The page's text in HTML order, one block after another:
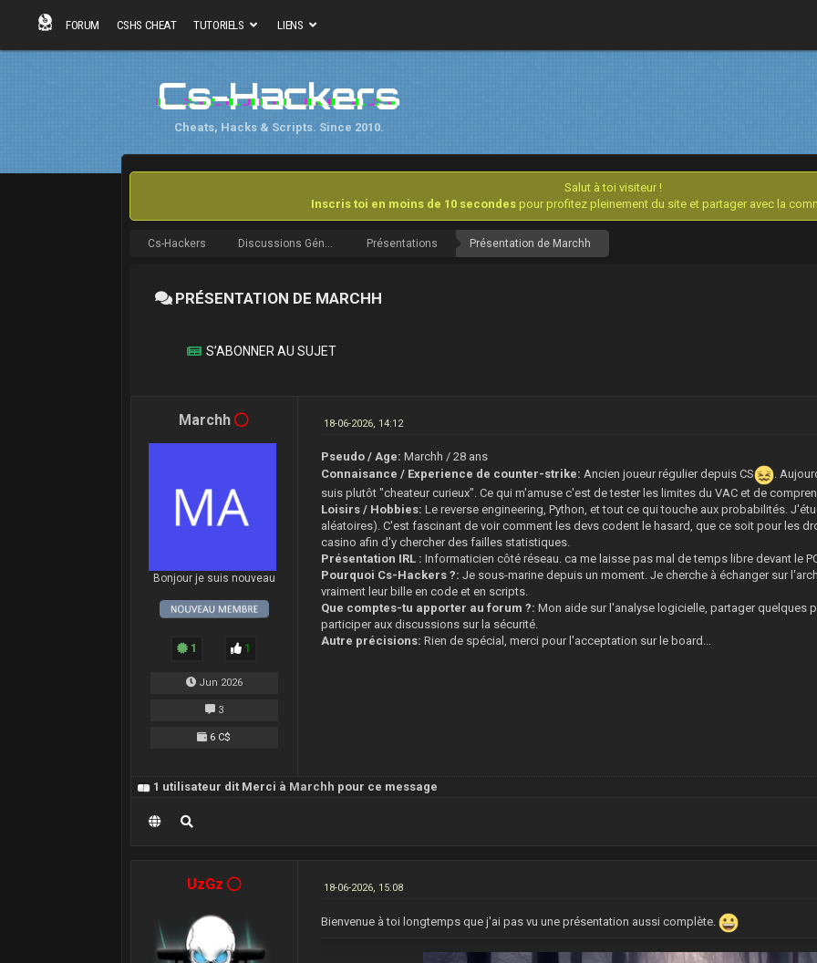
FORUM CSHS CHEAT TUTORIELS LIENS
Cs-Hackers
Cheats, Hacks & Scripts. Since 2010.
Salut à toi visiteur !
Inscris toi en moins de 10 secondes pour profitez pleinement du site et partager avec la
Cs-Hackers Discussions Générales Présentations Présentation de Marchh
PRÉSENTATION DE MARCHH
S’ABONNER AU SUJET
Marchh
Bonjour je suis nouveau
1 1
Jun 2026
3
6 C$
18-06-2026, 14:12
Pseudo / Age:Marchh / 28 ans
Connaisance / Experience de counter-strike: Ancien joueur régulier depuis CS
.
suis plutôt "cheateur curieux". Ce qui m'amuse c'est de tester les limites du VAC et de
Loisirs / Hobbies:Le reverse engineering, Python, et tout ce qui touche aux probabilités.
aléatoires). C'est fascinant de voir comment les devs codent le hasard, que ce soit pour les
casino afin d'y chercher des failles statistiques.
Présentation IRL :Informaticien côté réseau. ca me laisse pas mal de temps libre devant le
Pourquoi Cs-Hackers ?:Je sous-marine depuis un moment. Je cherche à échanger sur
vraiment leur bille en code et en scripts.
Que comptes-tu apporter au forum ?:Mon aide sur l'analyse logicielle, partager
participer aux discussions sur la sécurité.
Autre précisions: Rien de spécial, merci pour l'acceptation sur le board...
1 utilisateur dit Merci à Marchh pour ce message
UzGz 18-06-2026, 15:08
Bienvenue à toi longtemps que j'ai pas vu une présentation aussi complète.